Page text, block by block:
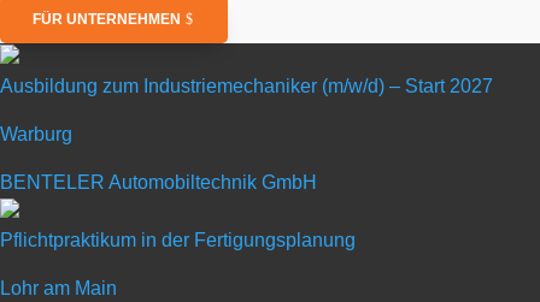
FÜR UNTERNEHMEN
Ausbildung zum Industriemechaniker (m/w/d) – Start 2027
Warburg
BENTELER Automobiltechnik GmbH
Pflichtpraktikum in der Fertigungsplanung
Lohr am Main
in Warburg